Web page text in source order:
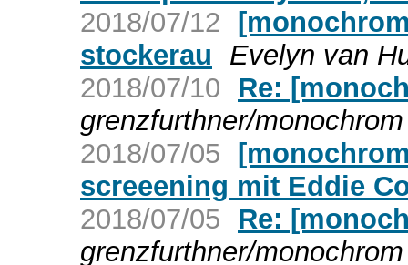
2018/07/12
stockerau
Evelyn van
2018/07/10
Re:
grenzfurthner/
2018/07/05
screeening mit Eddie
2018/07/05
Re:
grenzfurthner/